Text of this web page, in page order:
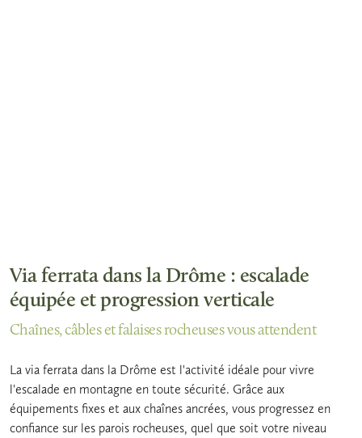
Via ferrata dans la Drôme : escalade
équipée et progression verticale
Chaînes, câbles et falaises rocheuses vous attendent
La via ferrata dans la Drôme est l'activité idéale pour vivre
l'escalade en montagne en toute sécurité. Grâce aux
équipements fixes et aux chaînes ancrées, vous progressez en
confiance sur les parois rocheuses, quel que soit votre niveau